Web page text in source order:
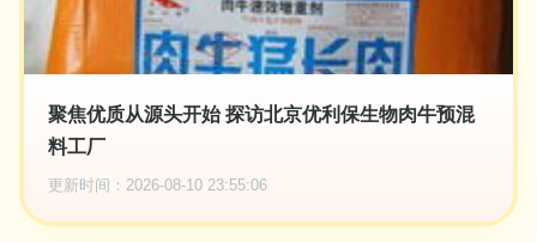
聚焦优质从源头开始 探访北京优利保生物肉牛预混
料工厂
更新时间：2026-08-10 23:55:06